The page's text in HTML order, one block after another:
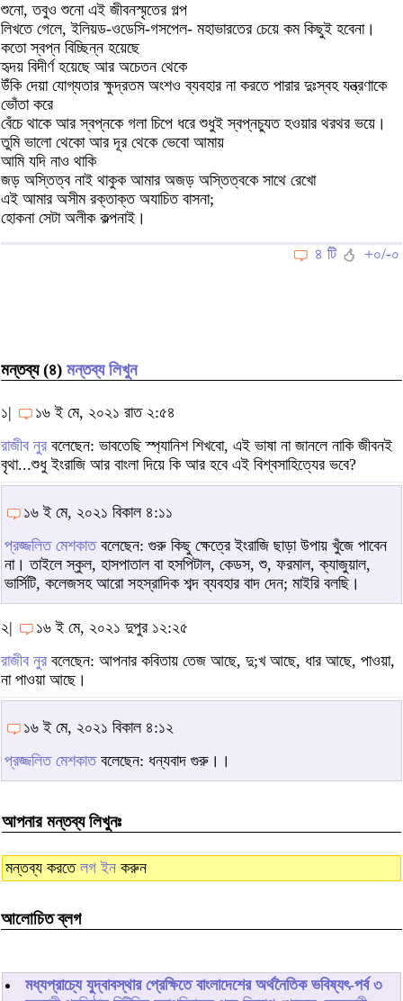
শুনো, তবুও শুনো এই জীবনস্মৃতের গল্প
লিখতে গেলে, ইলিয়ড-ওডেসি-গসপেল- মহাভারতের চেয়ে কম কিছুই হবেনা।
কতো স্বপ্ন বিচ্ছিন্ন হয়েছে
হৃদয় বিদীর্ণ হয়েছে আর অচেতন থেকে
উঁকি দেয়া যোগ্যতার ক্ষুদ্রতম অংশও ব্যবহার না করতে পারার দুঃস্বহ যন্ত্রণাকে
ভোঁতা করে
বেঁচে থাকে আর স্বপ্নকে গলা চিপে ধরে শুধুই স্বপ্নচ্যুত হওয়ার থরথর ভয়ে।
তুমি ভালো থেকো আর দূর থেকে ভেবো আমায়
আমি যদি নাও থাকি
জড় অস্তিত্ব নাই থাকুক আমার অজড় অস্তিত্বকে সাথে রেখো
এই আমার অসীম রক্তাক্ত অযাচিত বাসনা;
হোকনা সেটা অলীক কল্পনাই।
৪ টি
+০/-০
মন্তব্য (৪) মন্তব্য লিখুন
১|
১৬ ই মে, ২০২১ রাত ২:৫৪
রাজীব নুর বলেছেন: ভাবতেছি স্প্যানিশ শিখবো, এই ভাষা না জানলে নাকি জীবনই
বৃথা...শুধু ইংরাজি আর বাংলা দিয়ে কি আর হবে এই বিশ্বসাহিত্যের ভবে?
১৬ ই মে, ২০২১ বিকাল ৪:১১
প্রজ্জলিত মেশকাতবলেছেন: গুরু কিছু ক্ষেত্রে ইংরাজি ছাড়া উপায় খুঁজে পাবেন
না। তাইলে স্কুল, হাসপাতাল বা হসপিটাল, কেডস, শু, ফরমাল, ক্যাজুয়াল,
ভার্সিটি, কলেজসহ আরো সহস্রাদিক শব্দ ব্যবহার বাদ দেন; মাইরি বলছি।
২|
১৬ ই মে, ২০২১ দুপুর ১২:২৫
রাজীব নুর বলেছেন: আপনার কবিতায় তেজ আছে, দু;খ আছে, ধার আছে, পাওয়া,
না পাওয়া আছে।
১৬ ই মে, ২০২১ বিকাল ৪:১২
প্রজ্জলিত মেশকাতবলেছেন: ধন্যবাদ গুরু।।
আপনার মন্তব্য লিখুনঃ
মন্তব্য করতে লগ ইন করুন
আলোচিত ব্লগ
মধ্যপ্রাচ্যে যুদ্বাবস্থার প্রেক্ষিতে বাংলাদেশের অর্থনৈতিক ভবিষ্যৎ-পর্ব ৩